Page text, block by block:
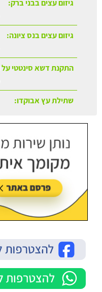
גיזום עצים בנס ציונה:
שתילת עץ אבוקדו: